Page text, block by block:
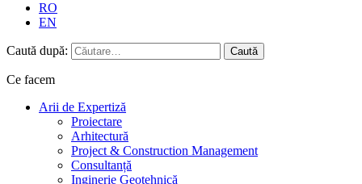
RO
EN
Caută după:
Ce facem
Arii de Expertiză
Proiectare
Arhitectură
Project & Construction Management
Consultanță
Inginerie Geotehnică